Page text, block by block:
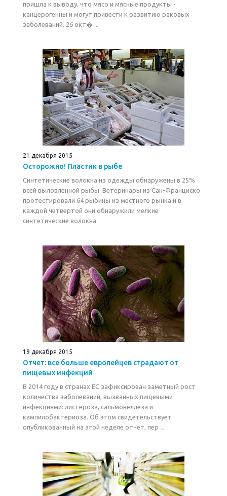
пришла к выводу, что мясо и мясные продукты -
канцерогенны и могут привести к развитию раковых
заболеваний. 26 окт� ...
21 декабря 2015
Осторожно! Пластик в рыбе
Синтетические волокна из одежды обнаружены в 25%
всей выловленной рыбы. Ветеринары из Сан-Франциско
протестировали 64 рыбины из местного рынка и в
каждой четвертой они обнаружили мелкие
синтетические волокна.
19 декабря 2015
Отчет: все больше европейцев страдают от
пищевых инфекций
В 2014 году в странах ЕС зафиксирован заметный рост
количества заболеваний, вызванных пищевыми
инфекциями: листероза, сальмонеллеза и
кампилобактериоза. Об этом свидетельствует
опубликованный на этой неделе отчет, пер ...